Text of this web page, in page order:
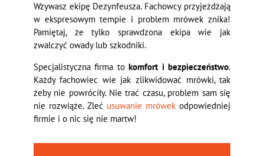
Wzywasz ekipę Dezynfeusza. Fachowcy przyjeżdżają
w ekspresowym tempie i problem mrówek znika!
Pamiętaj, że tylko sprawdzona ekipa wie jak
zwalczyć owady lub szkodniki.
Specjalistyczna firma tokomfort i bezpieczeństwo.
Każdy fachowiec wie jak zlikwidować mrówki, tak
żeby nie powróciły. Nie trać czasu, problem sam się
nie rozwiąże. Zleć usuwanie mrówek odpowiedniej
firmie i o nic się nie martw!